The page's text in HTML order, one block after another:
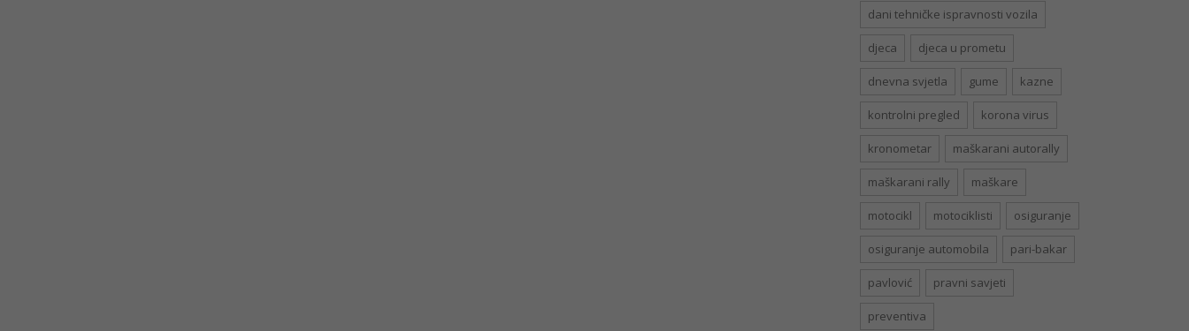
dani tehničke ispravnosti vozila
djeca djeca u prometu
dnevna svjetla gume kazne
kontrolni pregled korona virus
kronometar maškarani autorally
maškarani rally maškare
motocikl motociklisti osiguranje
osiguranje automobila pari-bakar
pavlović pravni savjeti
preventiva